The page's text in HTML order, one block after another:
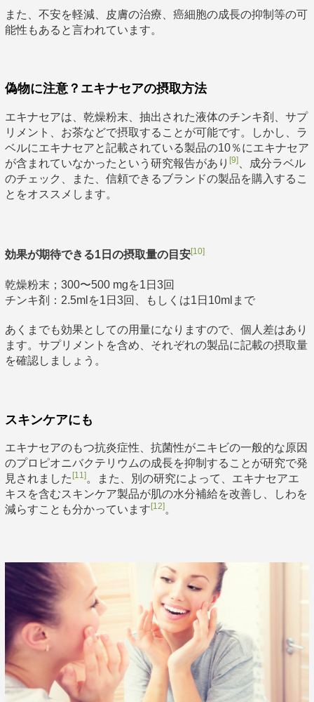
また、不安を軽減、皮膚の治療、癌細胞の成長の抑制等の可
能性もあると言われています。
偽物に注意？エキナセアの摂取方法
エキナセアは、乾燥粉末、抽出された液体のチンキ剤、サプ
リメント、お茶などで摂取することが可能です。しかし、ラ
ベルにエキナセアと記載されている製品の10％にエキナセア
が含まれていなかったという研究報告があり [9]、成分ラベル
のチェック、また、信頼できるブランドの製品を購入するこ
とをオススメします。
効果が期待できる1日の摂取量の目安[10]
乾燥粉末；300〜500 mgを1日3回
チンキ剤：2.5mlを1日3回、もしくは1日10mlまで
あくまでも効果としての用量になりますので、個人差はあり
ます。サプリメントを含め、それぞれの製品に記載の摂取量
を確認しましょう。
スキンケアにも
エキナセアのもつ抗炎症性、抗菌性がニキビの一般的な原因
のプロピオニバクテリウムの成長を抑制することが研究で発
見されました [11]。また、別の研究によって、エキナセアエ
キスを含むスキンケア製品が肌の水分補給を改善し、しわを
減らすことも分かっています [12]。